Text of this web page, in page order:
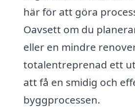
här för att göra
Oavsett om du
eller en mindre
totalentreprenad ett
att få en smidig och
byggprocessen.